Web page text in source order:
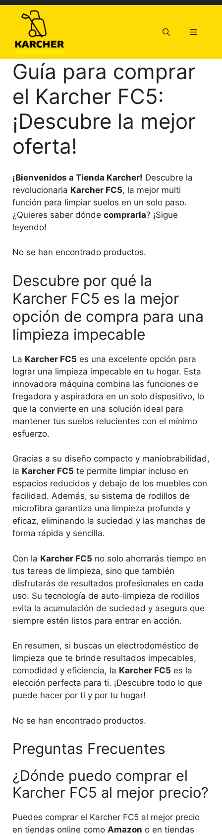
Saltar
contenido
Menú
Guía para comprar
el Karcher FC5:
¡Descubre la mejor
oferta!
¡Bienvenidos a Tienda Karcher! Descubre la
revolucionaria Karcher FC5, la mejor multi
función para limpiar suelos en un solo paso.
¿Quieres saber dónde comprarla? ¡Sigue
leyendo!
No se han encontrado productos.
Descubre por qué la
Karcher FC5 es la mejor
opción de compra para una
limpieza impecable
La Karcher FC5 es una excelente opción para
lograr una limpieza impecable en tu hogar. Esta
innovadora máquina combina las funciones de
fregadora y aspiradora en un solo dispositivo, lo
que la convierte en una solución ideal para
mantener tus suelos relucientes con el mínimo
esfuerzo.
Gracias a su diseño compacto y maniobrabilidad,
la Karcher FC5 te permite limpiar incluso en
espacios reducidos y debajo de los muebles con
facilidad. Además, su sistema de rodillos de
microfibra garantiza una limpieza profunda y
eficaz, eliminando la suciedad y las manchas de
forma rápida y sencilla.
Con la Karcher FC5 no solo ahorrarás tiempo en
tus tareas de limpieza, sino que también
disfrutarás de resultados profesionales en cada
uso. Su tecnología de auto-limpieza de rodillos
evita la acumulación de suciedad y asegura que
siempre estén listos para entrar en acción.
En resumen, si buscas un electrodoméstico de
limpieza que te brinde resultados impecables,
comodidad y eficiencia, la Karcher FC5 es la
elección perfecta para ti. ¡Descubre todo lo que
puede hacer por ti y por tu hogar!
No se han encontrado productos.
Preguntas Frecuentes
¿Dónde puedo comprar el
Karcher FC5 al mejor precio?
Puedes comprar el Karcher FC5 al mejor precio
en tiendas online como Amazon o en tiendas